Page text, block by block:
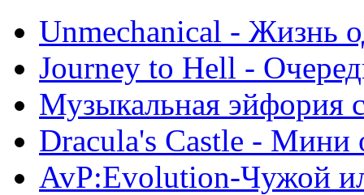
Unmechanical - Жизнь
Journey to Hell -
Музыкальная эйфория
Dracula's Castle - Мини
AvP:Evolution-Чужой